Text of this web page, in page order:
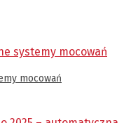
mocowań